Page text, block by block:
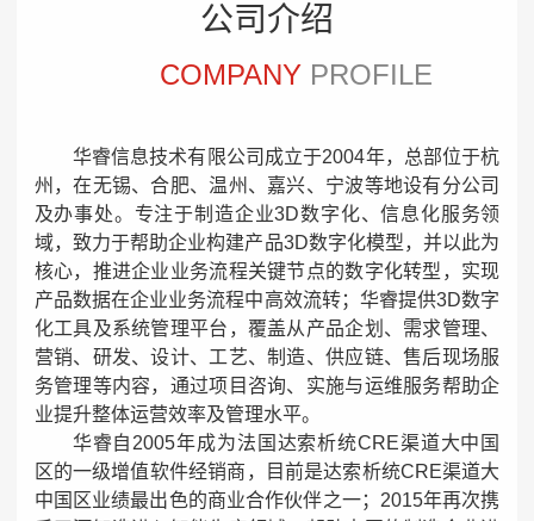
公司介绍
COMPANYPROFILE
华睿信息技术有限公司成立于2004年，总部位于杭
州，在无锡、合肥、温州、嘉兴、宁波等地设有分公司
及办事处。专注于制造企业3D数字化、信息化服务领
域，致力于帮助企业构建产品3D数字化模型，并以此为
核心，推进企业业务流程关键节点的数字化转型，实现
产品数据在企业业务流程中高效流转；华睿提供3D数字
化工具及系统管理平台，覆盖从产品企划、需求管理、
营销、研发、设计、工艺、制造、供应链、售后现场服
务管理等内容，通过项目咨询、实施与运维服务帮助企
业提升整体运营效率及管理水平。
华睿自2005年成为法国达索析统CRE渠道大中国
区的一级增值软件经销商，目前是达索析统CRE渠道大
中国区业绩最出色的商业合作伙伴之一；2015年再次携